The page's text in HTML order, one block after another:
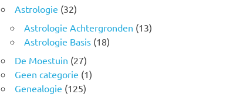
Astrologie (32)
Astrologie Achtergronden (13)
Astrologie Basis (18)
De Moestuin (27)
Geen categorie (1)
Genealogie (125)